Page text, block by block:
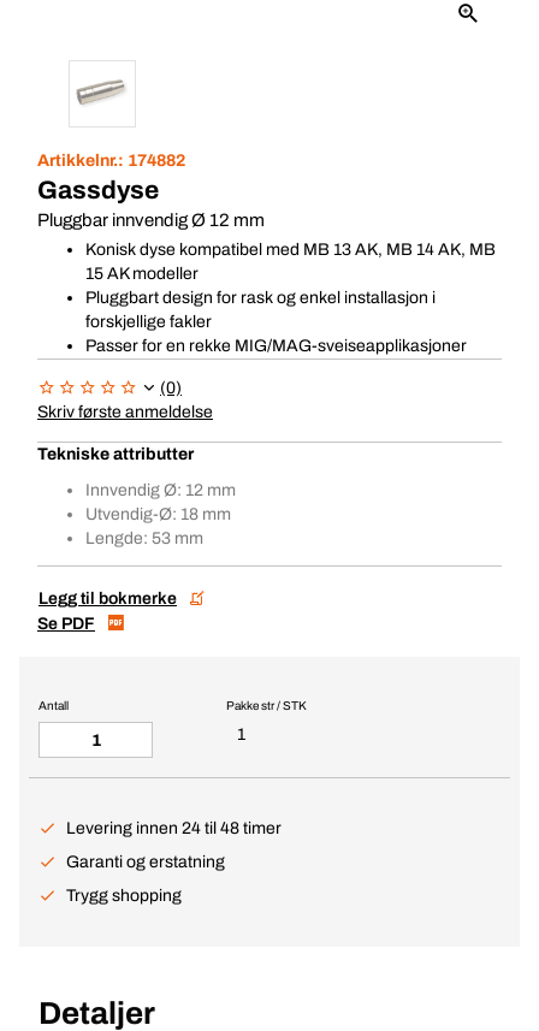
Artikkelnr.: 174882
Gassdyse
Pluggbar innvendig Ø 12 mm
Konisk dyse kompatibel med MB 13 AK, MB 14 AK, MB
15 AK modeller
Pluggbart design for rask og enkel installasjon i
forskjellige fakler
Passer for en rekke MIG/MAG-sveiseapplikasjoner
(0)
Skriv første anmeldelse
Tekniske attributter
Innvendig Ø: 12 mm
Utvendig-Ø: 18 mm
Lengde: 53 mm
Legg til bokmerke
Se PDF
Pakke str / STK
1
Antall
Levering innen 24 til 48 timer
Garanti og erstatning
Trygg shopping
Detaljer